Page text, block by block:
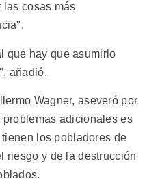
las cosas más
que hay que asumirlo
añadió.
Wagner, aseveró por
adicionales es
los pobladores de
riesgo y de la destrucción